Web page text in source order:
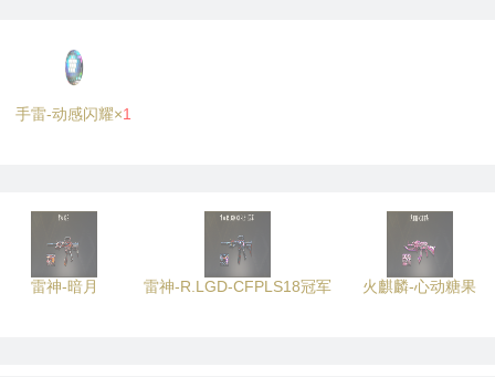
手雷-动感闪耀×1
雷神-暗月 雷神-R.LGD-CFPLS18冠军 火麒麟-心动糖果